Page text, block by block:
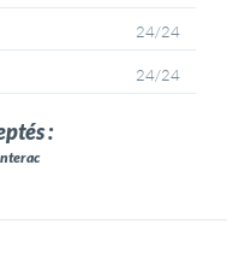
24/24
24/24
: